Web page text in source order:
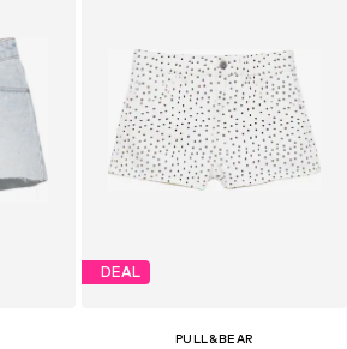
DEAL
PULL&BEAR